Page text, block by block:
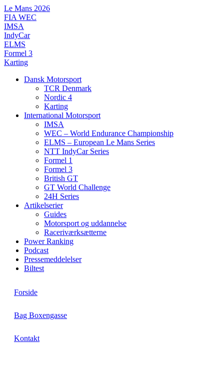
Videre
til
indhold
Le Mans 2026
FIA WEC
IMSA
IndyCar
ELMS
Formel 3
Karting
Dansk Motorsport
TCR Denmark
Nordic 4
Karting
International Motorsport
IMSA
WEC – World Endurance Championship
ELMS – European Le Mans Series
NTT IndyCar Series
Formel 1
Formel 3
British GT
GT World Challenge
24H Series
Artikelserier
Guides
Motorsport og uddannelse
Raceriværksætterne
Power Ranking
Podcast
Pressemeddelelser
Biltest
Forside
Bag Boxengasse
Kontakt